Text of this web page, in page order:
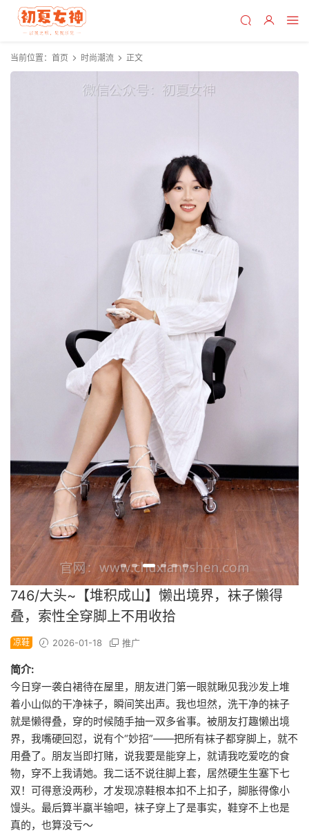
当前位置： 首页 时尚潮流 正文
746/大头~【堆积成山】懒出境界，袜子懒得
叠，索性全穿脚上不用收拾
凉鞋 2026-01-18 推广
简介:
今日穿一袭白裙待在屋里，朋友进门第一眼就瞅见我沙发上堆
着小山似的干净袜子，瞬间笑出声。我也坦然，洗干净的袜子
就是懒得叠，穿的时候随手抽一双多省事。被朋友打趣懒出境
界，我嘴硬回怼，说有个“妙招”——把所有袜子都穿脚上，就不
用叠了。朋友当即打赌，说我要是能穿上，就请我吃爱吃的食
物，穿不上我请她。我二话不说往脚上套，居然硬生生塞下七
双！可得意没两秒，才发现凉鞋根本扣不上扣子，脚胀得像小
馒头。最后算半赢半输吧，袜子穿上了是事实，鞋穿不上也是
真的，也算没亏～